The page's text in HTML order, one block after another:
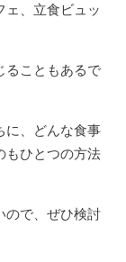
ェ、立食ビュッ
ることもあるで
に、どんな食事
もひとつの方法
ので、ぜひ検討